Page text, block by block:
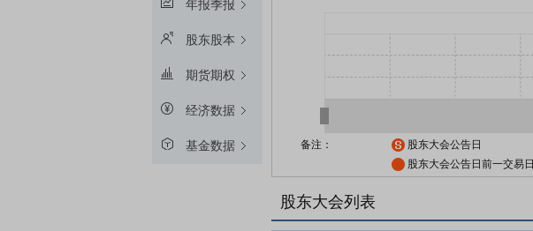
年报季报
股东股本
期货期权
经济数据
基金数据 备注： 股东大会公告日
股东大会公告日前一交易日
股东大会列表